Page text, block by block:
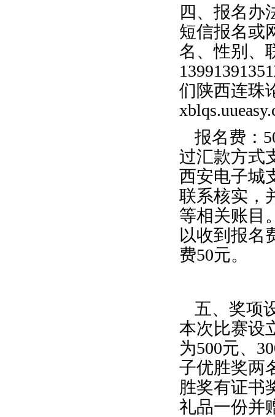
四、报名办
短信报名或
名、性别、
们陕西连珠
报名费：
过汇款方式
西安电子城
联系核实，
等相关账目
以收到报名
费50元。
五、奖项
本次比赛设
为500元、
子优胜奖两
胜奖有证书
礼品一份并